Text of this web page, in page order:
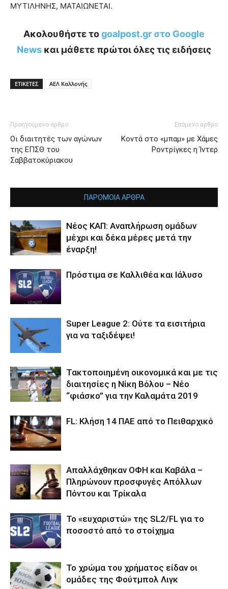
ΜΥΤΙΛΗΝΗΣ, ΜΑΤΑΙΩΝΕΤΑΙ.
Ακολουθήστε τοgoalpost.gr στο Google
News και μάθετε πρώτοι όλες τις ειδήσεις
ΕΤΙΚΕΤΕΣ ΑΕΛ Καλλονής
Προηγούμενο άρθρο
Οι διαιτητές των αγώνων
της ΕΠΣΘ του
Σαββατοκύριακου
Επόμενο άρθρο
Κοντά στο «μπαμ» με Χάμες
Ροντρίγκες η Ίντερ
ΠΑΡΟΜΟΙΑ ΑΡΘΡΑ
Νέος ΚΑΠ: Αναπλήρωση ομάδων
μέχρι και δέκα μέρες μετά την
έναρξη!
Πρόστιμα σε Καλλιθέα και Ιάλυσο
Super League 2: Ούτε τα εισιτήρια
για να ταξιδέψει!
Τακτοποιημένη οικονομικά και με τις
διαιτησίες η Νίκη Βόλου – Νέο
“φιάσκο” για την Καλαμάτα 2019
FL: Κλήση 14 ΠΑΕ από το Πειθαρχικό
Απαλλάχθηκαν ΟΦΗ και Καβάλα –
Πληρώνουν προσφυγές Απόλλων
Πόντου και Τρίκαλα
Το «ευχαριστώ» της SL2/FL για το
ποσοστό από το στοίχημα
Το χρώμα του χρήματος είδαν οι
ομάδες της Φούτμπολ Λιγκ